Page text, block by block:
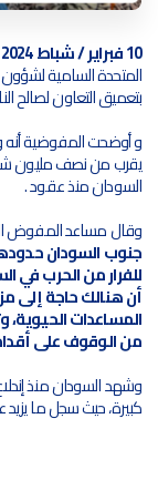
10 فبراير / شباط 2024 (PEN)
المتحدة السامية لشؤون
بتعميق التعاون لصالح
و أوضحت المفوضية أنه
يقرب من نصف مليون
السودان منذ عقود .
وقال مساعد المفوض
جنوب السودان
للفرار من الحرب في
أن هنالك حاجة إلى
المساعدات الحيوية،
من الوقوف على
وشهد السودان منذ
كبيرة، حيث سجل ما يزيد عن 10 ملايين شخص نازح داخلياً